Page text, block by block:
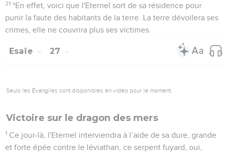
21 *En effet, voici que l'Eternel sort de sa résidence pour
punir la faute des habitants de la terre. La terre dévoilera ses
crimes, elle ne couvrira plus ses victimes.
Esaïe 27
Seuls les Évangiles sont disponibles en vidéo pour le moment.
Victoire sur le dragon des mers
1 Ce jour-là, l'Eternel interviendra à l’aide de sa dure, grande
et forte épée contre le léviathan, ce serpent fuyard, oui,